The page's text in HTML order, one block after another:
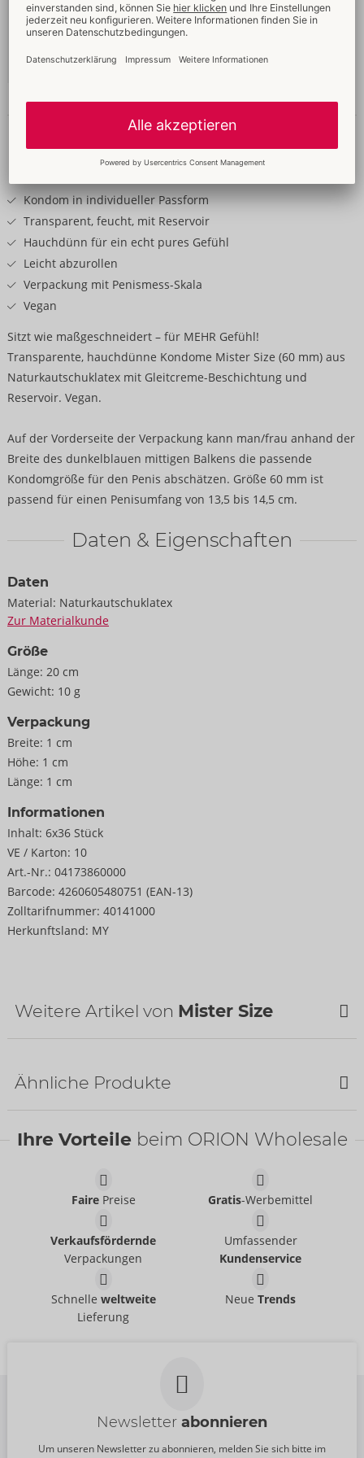
60 mm
Inhalt: 100 Stück
Ohne Verkaufsverpackung
04159600000-4260605482175 (EAN-13)
49,95 €
Details
Kondom in individueller Passform
Transparent, feucht, mit Reservoir
Hauchdünn für ein echt pures Gefühl
Leicht abzurollen
Verpackung mit Penismess-Skala
Vegan
Sitzt wie maßgeschneidert – für MEHR Gefühl!
Transparente, hauchdünne Kondome Mister Size (60 mm) aus
Naturkautschuklatex mit Gleitcreme-Beschichtung und
Reservoir. Vegan.
Auf der Vorderseite der Verpackung kann man/frau anhand der
Breite des dunkelblauen mittigen Balkens die passende
Kondomgröße für den Penis abschätzen. Größe 60 mm ist
passend für einen Penisumfang von 13,5 bis 14,5 cm.
Daten & Eigenschaften
Daten
Material: Naturkautschuklatex
Zur Materialkunde
Größe
Länge: 20 cm
Gewicht: 10 g
Verpackung
Breite: 1 cm
Höhe: 1 cm
Länge: 1 cm
Informationen
Inhalt: 6x36 Stück
VE / Karton: 10
Art.-Nr.: 04173860000
Barcode: 4260605480751 (EAN-13)
Zolltarifnummer: 40141000
Herkunftsland: MY
Weitere Artikel von Mister Size
Mister Size
06315150000
50 ml
Mister Size
09173380000
0,00 €
Ähnliche Produkte
64 mm
04173940000
69 mm
Ihre Vorteile beim ORION Wholesale
FairePreise Gratis-Werbemittel
Verkaufsfördernde
Verpackungen
Umfassender
Kundenservice
Schnelle weltweite
Lieferung
NeueTrends
Newsletter abonnieren
Um unseren Newsletter zu abonnieren, melden Sie sich bitte im